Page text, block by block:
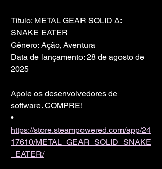
Título: METAL GEAR SOLID Δ:
SNAKE EATER
Gênero: Ação, Aventura
Data de lançamento: 28 de agosto de
2025
Apoie os desenvolvedores de
software. COMPRE!
•
https://store.steampowered.com/app/24
17610/METAL_GEAR_SOLID_SNAKE
_EATER/